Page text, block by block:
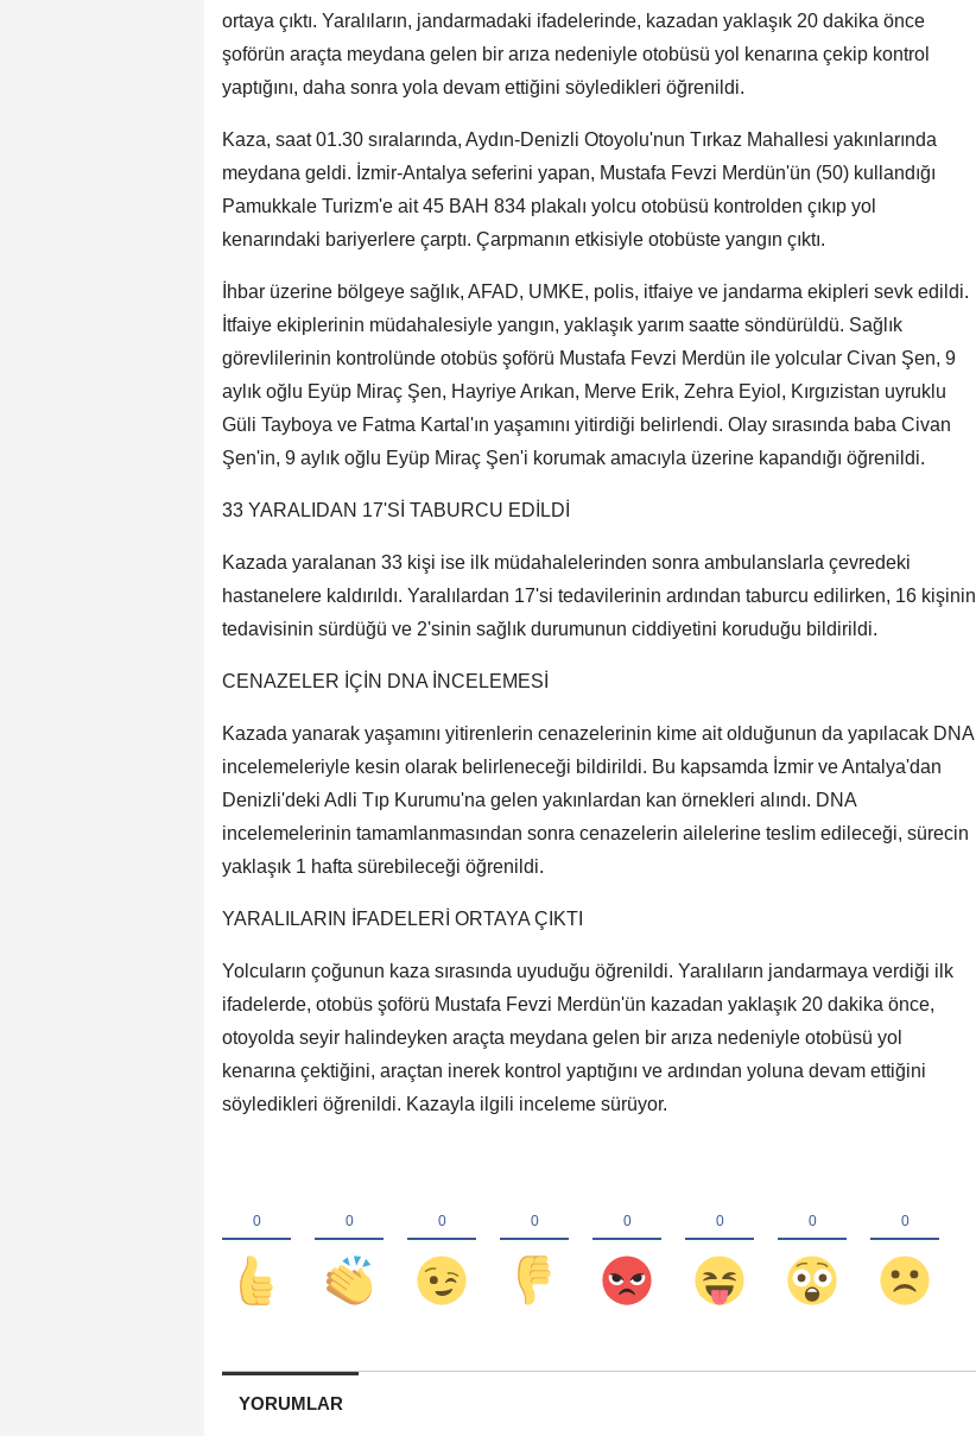
ortaya çıktı. Yaralıların, jandarmadaki ifadelerinde, kazadan yaklaşık 20 dakika önce
şoförün araçta meydana gelen bir arıza nedeniyle otobüsü yol kenarına çekip kontrol
yaptığını, daha sonra yola devam ettiğini söyledikleri öğrenildi.
Kaza, saat 01.30 sıralarında, Aydın-Denizli Otoyolu'nun Tırkaz Mahallesi yakınlarında
meydana geldi. İzmir-Antalya seferini yapan, Mustafa Fevzi Merdün'ün (50) kullandığı
Pamukkale Turizm'e ait 45 BAH 834 plakalı yolcu otobüsü kontrolden çıkıp yol
kenarındaki bariyerlere çarptı. Çarpmanın etkisiyle otobüste yangın çıktı.
İhbar üzerine bölgeye sağlık, AFAD, UMKE, polis, itfaiye ve jandarma ekipleri sevk edildi.
İtfaiye ekiplerinin müdahalesiyle yangın, yaklaşık yarım saatte söndürüldü. Sağlık
görevlilerinin kontrolünde otobüs şoförü Mustafa Fevzi Merdün ile yolcular Civan Şen, 9
aylık oğlu Eyüp Miraç Şen, Hayriye Arıkan, Merve Erik, Zehra Eyiol, Kırgızistan uyruklu
Güli Tayboya ve Fatma Kartal'ın yaşamını yitirdiği belirlendi. Olay sırasında baba Civan
Şen'in, 9 aylık oğlu Eyüp Miraç Şen'i korumak amacıyla üzerine kapandığı öğrenildi.
33 YARALIDAN 17'Sİ TABURCU EDİLDİ
Kazada yaralanan 33 kişi ise ilk müdahalelerinden sonra ambulanslarla çevredeki
hastanelere kaldırıldı. Yaralılardan 17'si tedavilerinin ardından taburcu edilirken, 16 kişinin
tedavisinin sürdüğü ve 2'sinin sağlık durumunun ciddiyetini koruduğu bildirildi.
CENAZELER İÇİN DNA İNCELEMESİ
Kazada yanarak yaşamını yitirenlerin cenazelerinin kime ait olduğunun da yapılacak DNA
incelemeleriyle kesin olarak belirleneceği bildirildi. Bu kapsamda İzmir ve Antalya'dan
Denizli'deki Adli Tıp Kurumu'na gelen yakınlardan kan örnekleri alındı. DNA
incelemelerinin tamamlanmasından sonra cenazelerin ailelerine teslim edileceği, sürecin
yaklaşık 1 hafta sürebileceği öğrenildi.
YARALILARIN İFADELERİ ORTAYA ÇIKTI
Yolcuların çoğunun kaza sırasında uyuduğu öğrenildi. Yaralıların jandarmaya verdiği ilk
ifadelerde, otobüs şoförü Mustafa Fevzi Merdün'ün kazadan yaklaşık 20 dakika önce,
otoyolda seyir halindeyken araçta meydana gelen bir arıza nedeniyle otobüsü yol
kenarına çektiğini, araçtan inerek kontrol yaptığını ve ardından yoluna devam ettiğini
söyledikleri öğrenildi. Kazayla ilgili inceleme sürüyor.
YORUMLAR